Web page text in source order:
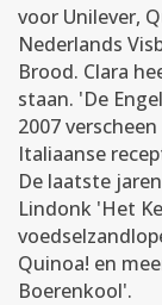
voor Unilever,
Nederlands
Brood. Clara
staan. 'De
2007 verscheen
Italiaanse
De laatste
Lindonk 'Het
Quinoa! en
Boerenkool'.